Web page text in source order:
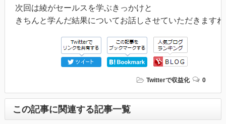
次回は綾がセールスを学ぶきっかけと
きちんと学んだ結果についてお話しさせていただきます
Twitterで収益化 0
この記事に関連する記事一覧